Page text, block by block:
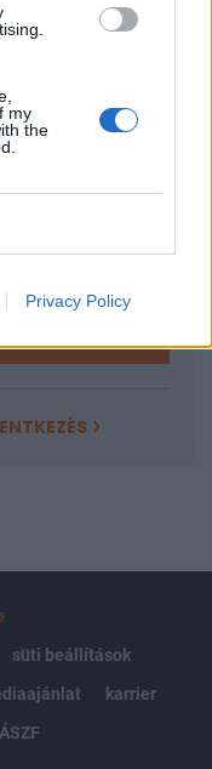
my
the
Privacy Policy
süti beállítások
karrier
ÁSZF